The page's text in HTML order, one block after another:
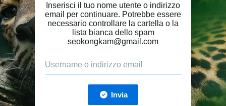
Inserisci il tuo nome utente o indirizzo
email per continuare. Potrebbe essere
necessario controllare la cartella o la
lista bianca dello spam
seokongkam@gmail.com
Invia